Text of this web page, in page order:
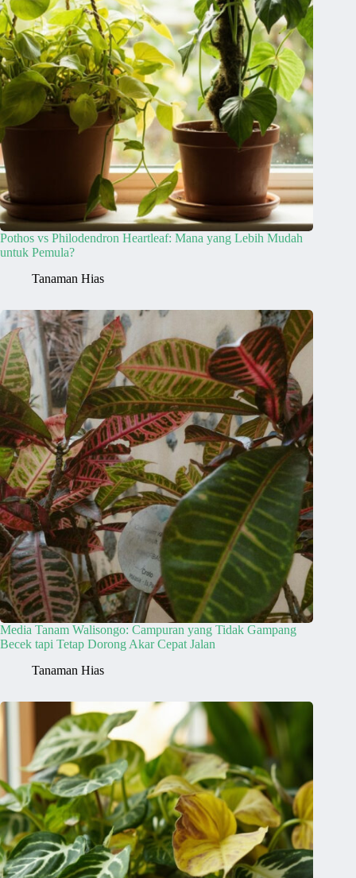
Pothos vs Philodendron Heartleaf: Mana yang Lebih Mudah
untuk Pemula?
Tanaman Hias
Media Tanam Walisongo: Campuran yang Tidak Gampang
Becek tapi Tetap Dorong Akar Cepat Jalan
Tanaman Hias